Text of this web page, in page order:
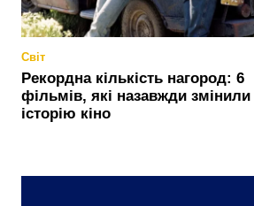
Світ
Рекордна кількість нагород: 6
фільмів, які назавжди змінили
історію кіно